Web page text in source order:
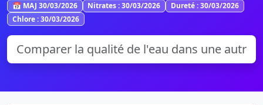
📅 MAJ 30/03/2026 Nitrates : 30/03/2026
Dureté : 30/03/2026
Chlore : 30/03/2026